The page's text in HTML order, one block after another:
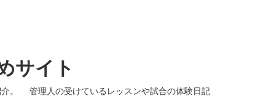
サイト
。 管理人の受けているレッスンや試合の体験日記